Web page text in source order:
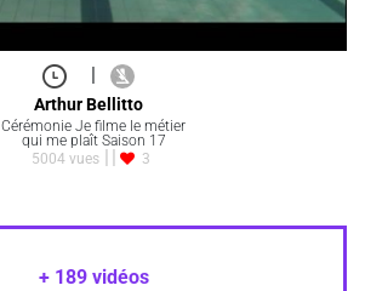
Arthur Bellitto
Cérémonie Je filme le métier
qui me plaît Saison 17
5004 vues
3
+ 189vidéos